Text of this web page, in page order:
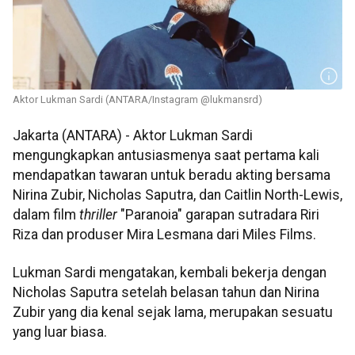
Aktor Lukman Sardi (ANTARA/Instagram @lukmansrd)
Jakarta (ANTARA) - Aktor Lukman Sardi
mengungkapkan antusiasmenya saat pertama kali
mendapatkan tawaran untuk beradu akting bersama
Nirina Zubir, Nicholas Saputra, dan Caitlin North-Lewis,
dalam film thriller"Paranoia" garapan sutradara Riri
Riza dan produser Mira Lesmana dari Miles Films.
Lukman Sardi mengatakan, kembali bekerja dengan
Nicholas Saputra setelah belasan tahun dan Nirina
Zubir yang dia kenal sejak lama, merupakan sesuatu
yang luar biasa.